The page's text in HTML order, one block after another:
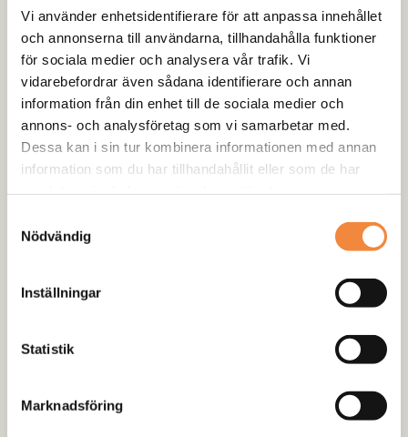
Vi använder enhetsidentifierare för att anpassa innehållet
och annonserna till användarna, tillhandahålla funktioner
för sociala medier och analysera vår trafik. Vi
vidarebefordrar även sådana identifierare och annan
information från din enhet till de sociala medier och
annons- och analysföretag som vi samarbetar med.
Dessa kan i sin tur kombinera informationen med annan
information som du har tillhandahållit eller som de har
Nödvändig
Inställningar
Statistik
Marknadsföring
Produkten finns i vårt lokala lager och butik i
Recensioner (0)